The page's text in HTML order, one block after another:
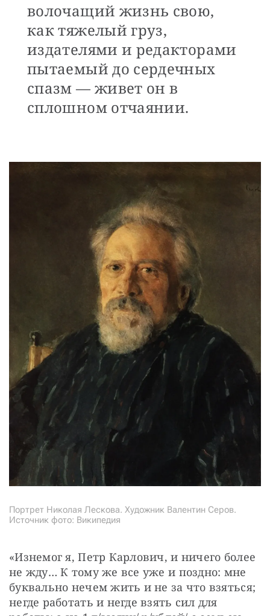
волочащий жизнь свою,
как тяжелый груз,
издателями и редакторами
пытаемый до сердечных
спазм — живет он в
сплошном отчаянии.
Портрет Николая Лескова. Художник Валентин Серов.
Источник фото: Википедия
«Изнемог я, Петр Карлович, и ничего более
не жду… К тому же все уже и поздно: мне
буквально нечем жить и не за что взяться;
негде работать и негде взять сил для